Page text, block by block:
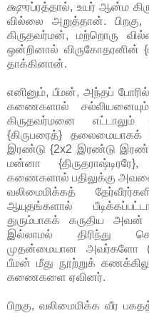
க்ஷுரப்ரத்தால், உயர் ஆன்ம
வில்லை அறுத்தான்.
கிருதவர்மன், மற்றொரு
ஒன்றினால் விருகோதரனின்
தாக்கினான்.
எனினும், பீமன், அந்தப்
கணைகளால்
கிருதவர்மனை
{கிருபரைத்}
இரண்டு {2x2 இரண்டு
மன்னா
கணைகளால் பதிலுக்கு
வலிமைமிக்கத்
ஆயுதங்களால்
துரும்பாகக் கருதிய
இல்லாமல் திரிந்து
முதன்மையான அவர்களோ
பீமன் மீது நூற்றுக்
கணைகளை ஏவினர்.
பிறகு, வலிமைமிக்க வீர